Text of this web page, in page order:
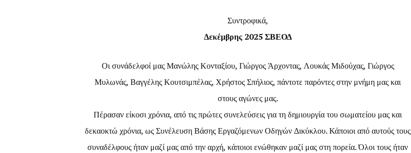
Συντροφικά,
Δεκέμβρης 2025 ΣΒΕΟΔ
Οι συνάδελφοί μας Μανώλης Κονταξίου, Γιώργος Άρχοντας, Λουκάς Μιδούχας, Γιώργος
Μυλωνάς, Βαγγέλης Κουτσιμπέλας, Χρήστος Σπήλιος, πάντοτε παρόντες στην μνήμη μας και
στους αγώνες μας.
Πέρασαν είκοσι χρόνια, από τις πρώτες συνελεύσεις για τη δημιουργία του σωματείου μας και
δεκαοκτώ χρόνια, ως Συνέλευση Βάσης Εργαζόμενων Οδηγών Δικύκλου. Κάποιοι από αυτούς τους
συναδέλφους ήταν μαζί μας από την αρχή, κάποιοι ενώθηκαν μαζί μας στη πορεία. Όλοι τους ήταν